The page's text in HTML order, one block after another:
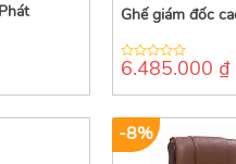
Ghế giám đốc
0
of
6.485.000 ₫
-8%